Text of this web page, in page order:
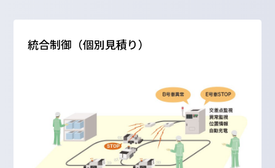
統合制御（個別見積り）